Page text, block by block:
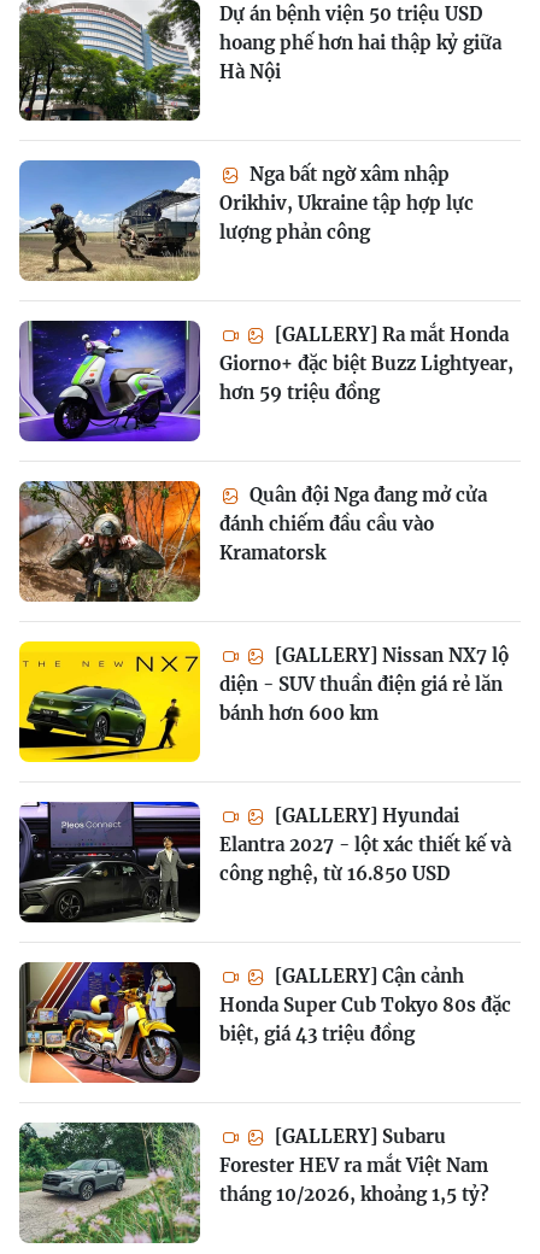
Dự án bệnh viện 50 triệu USD
hoang phế hơn hai thập kỷ giữa
Hà Nội
Nga bất ngờ xâm nhập
Orikhiv, Ukraine tập hợp lực
lượng phản công
[GALLERY] Ra mắt Honda
Giorno+ đặc biệt Buzz Lightyear,
hơn 59 triệu đồng
Quân đội Nga đang mở cửa
đánh chiếm đầu cầu vào
Kramatorsk
[GALLERY] Nissan NX7 lộ
diện - SUV thuần điện giá rẻ lăn
bánh hơn 600 km
[GALLERY] Hyundai
Elantra 2027 - lột xác thiết kế và
công nghệ, từ 16.850 USD
[GALLERY] Cận cảnh
Honda Super Cub Tokyo 80s đặc
biệt, giá 43 triệu đồng
[GALLERY] Subaru
Forester HEV ra mắt Việt Nam
tháng 10/2026, khoảng 1,5 tỷ?